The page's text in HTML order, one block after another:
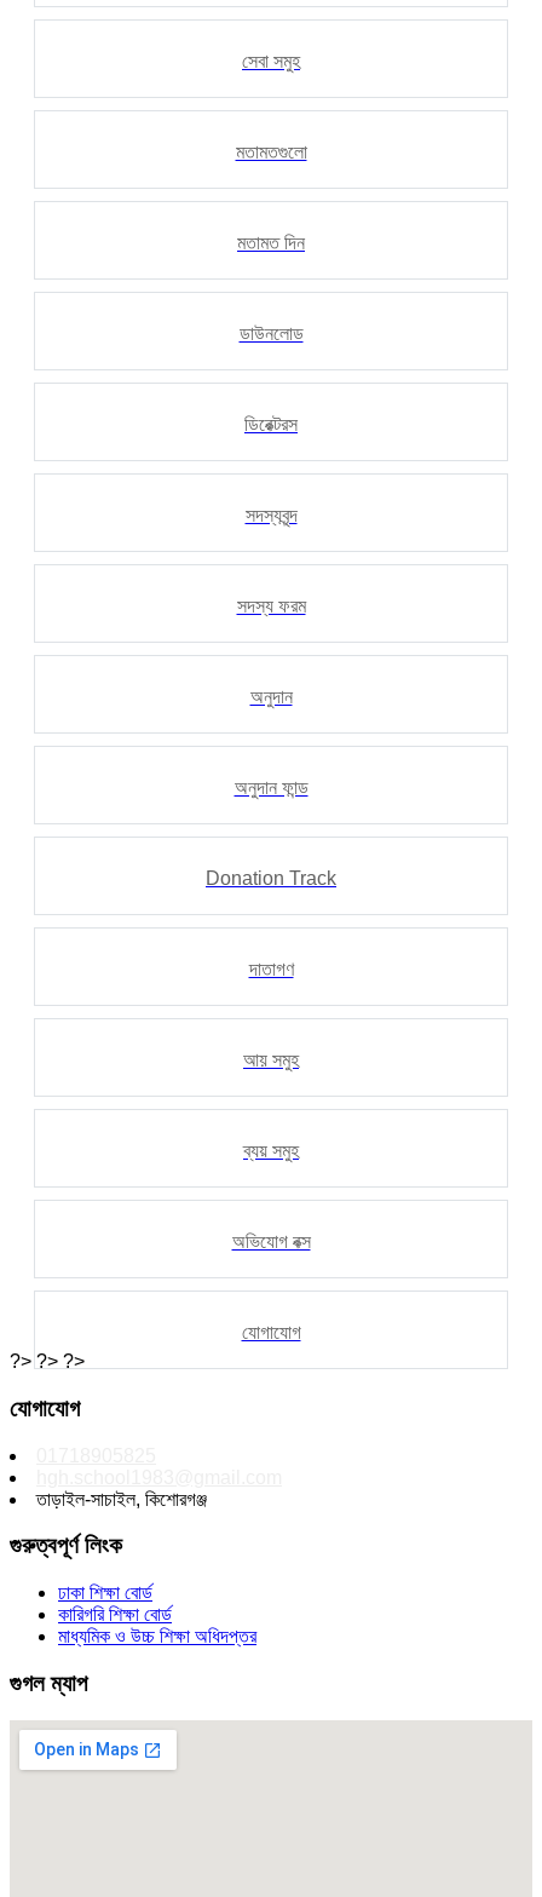
সেবা সমুহ
মতামতগুলো
মতামত দিন
ডাউনলোড
ডিরেক্টরস
সদস্যবৃন্দ
সদস্য ফরম
অনুদান
অনুদান ফান্ড
Donation Track
দাতাগণ
আয় সমুহ
ব্যয় সমুহ
অভিযোগ বক্স
যোগাযোগ
?> ?> ?>
যোগাযোগ
তাড়াইল-সাচাইল, কিশোরগঞ্জ
গুরুত্বপূর্ণ লিংক
ঢাকা শিক্ষা বোর্ড
কারিগরি শিক্ষা বোর্ড
মাধ্যমিক ও উচ্চ শিক্ষা অধিদপ্তর
গুগল ম্যাপ